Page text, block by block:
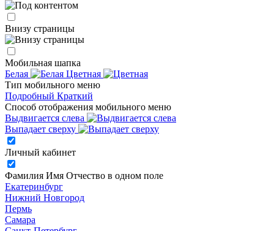
Внизу страницы
Мобильная шапка
Белая
Цветная
Тип мобильного меню
Подробный Краткий
Способ отображения мобильного меню
Выдвигается слева
Выпадает сверху
Личный кабинет
Фамилия Имя Отчество в одном поле
Екатеринбург
Нижний Новгород
Пермь
Самара